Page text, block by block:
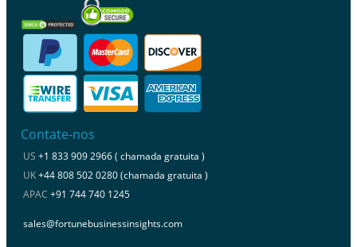
Contate-nos
US +1 833 909 2966 ( chamada gratuita )
UK+44 808 502 0280 (chamada gratuita )
APAC +91 744 740 1245
sales@fortunebusinessinsights.com